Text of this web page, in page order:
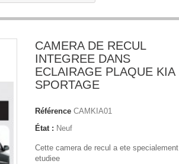
CAMERA DE RECUL
INTEGREE DANS
ECLAIRAGE PLAQUE KIA
SPORTAGE
Référence CAMKIA01
État : Neuf
Cette camera de recul a ete specialement
etudiee